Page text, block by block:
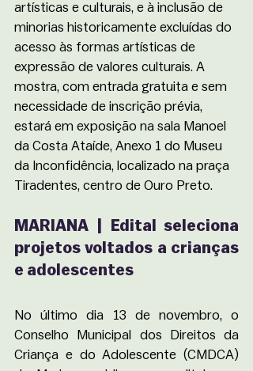
artísticas e culturais, e à inclusão de
minorias historicamente excluídas do
acesso às formas artísticas de
expressão de valores culturais. A
mostra, com entrada gratuita e sem
necessidade de inscrição prévia,
estará em exposição na sala Manoel
da Costa Ataíde, Anexo 1 do Museu
da Inconfidência, localizado na praça
Tiradentes, centro de Ouro Preto.
MARIANA | Edital seleciona
projetos voltados a crianças
e adolescentes
No último dia 13 de novembro, o
Conselho Municipal dos Direitos da
Criança e do Adolescente (CMDCA)